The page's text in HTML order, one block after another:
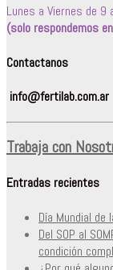
Lunes a Viernes de 9
(solo respondemos
Contactanos
info@fertilab.com.ar
Trabaja con
Entradas recientes
Día Mundial de
Del SOP al
condición